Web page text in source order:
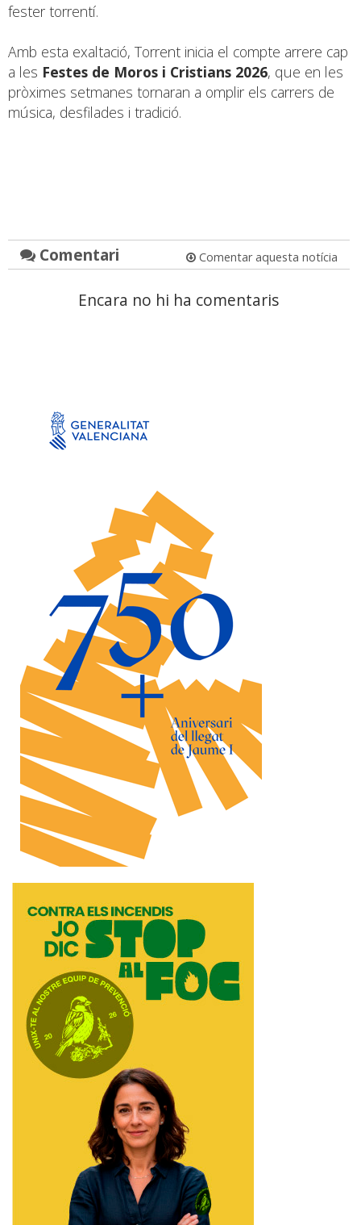
fester torrentí.
Amb esta exaltació, Torrent inicia el compte arrere cap
a les Festes de Moros i Cristians 2026, que en les
pròximes setmanes tornaran a omplir els carrers de
música, desfilades i tradició.
Comentari Comentar aquesta notícia
Encara no hi ha comentaris